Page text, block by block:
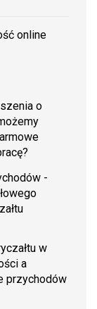
online
o
-
w
a
przychodów